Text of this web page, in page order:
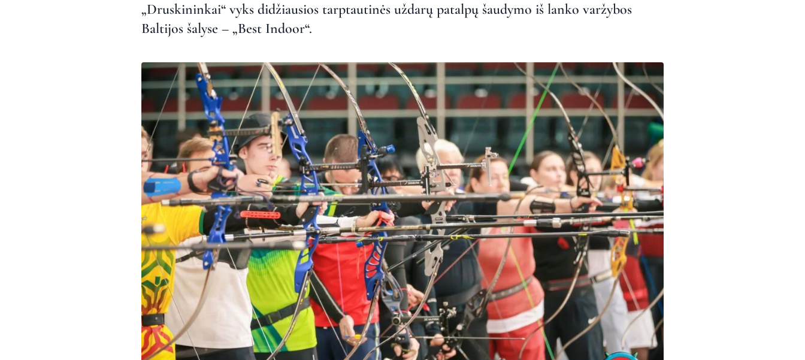
„Druskininkai“ vyks didžiausios tarptautinės uždarų patalpų šaudymo iš lanko varžybos
Baltijos šalyse – „Best Indoor“.